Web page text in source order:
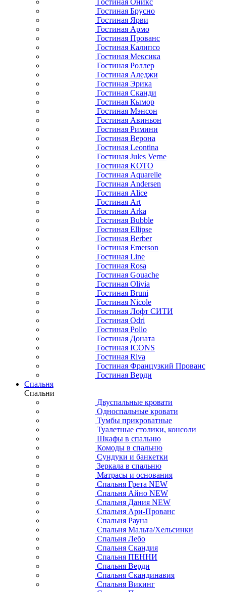
Гостиная Брусно
Гостиная Ярви
Гостиная Армо
Гостиная Прованс
Гостиная Калипсо
Гостиная Мексика
Гостиная Роллер
Гостиная Аледжи
Гостиная Эрика
Гостиная Сканди
Гостиная Кымор
Гостиная Мэнсон
Гостиная Авиньон
Гостиная Римини
Гостиная Верона
Гостиная Leontina
Гостиная Jules Verne
Гостиная KOTO
Гостиная Aquarelle
Гостиная Andersen
Гостиная Alice
Гостиная Art
Гостиная Arka
Гостиная Bubble
Гостиная Ellipse
Гостиная Berber
Гостиная Emerson
Гостиная Line
Гостиная Rosa
Гостиная Gouache
Гостиная Olivia
Гостиная Bruni
Гостиная Nicole
Гостиная Лофт СИТИ
Гостиная Odri
Гостиная Pollo
Гостиная Доната
Гостиная ICONS
Гостиная Riva
Гостиная Французкий Прованс
Гостиная Верди
Спальня
Спальни
Двуспальные кровати
Односпальные кровати
Тумбы прикроватные
Туалетные столики, консоли
Шкафы в спальню
Комоды в спальню
Сундуки и банкетки
Зеркала в спальню
Матрасы и основания
Спальня Грета NEW
Спальня Айно NEW
Спальня Дания NEW
Спальня Ари-Прованс
Спальня Рауна
Спальня Мальта/Хельсинки
Спальня Лебо
Спальня Скандия
Спальня ПЕННИ
Спальня Верди
Спальня Скандинавия
Спальня Викинг